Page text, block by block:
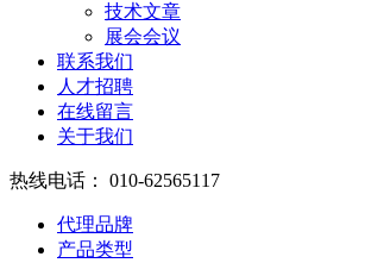
技术文章
展会会议
联系我们
人才招聘
在线留言
关于我们
热线电话： 010-62565117
代理品牌
产品类型